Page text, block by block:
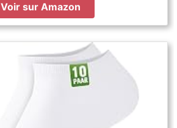
Voir sur Amazon